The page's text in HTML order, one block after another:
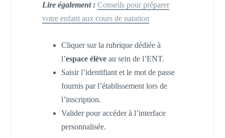
Lire également : Conseils pour préparer
votre enfant aux cours de natation
Cliquer sur la rubrique dédiée à
l’espace élèveau sein de l’ENT.
Saisir l’identifiant et le mot de passe
fournis par l’établissement lors de
l’inscription.
Valider pour accéder à l’interface
personnalisée.